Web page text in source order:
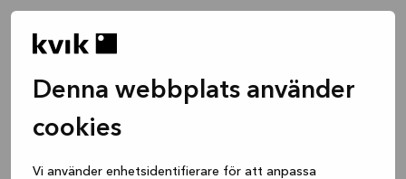
Denna webbplats använder
cookies
Vi använder enhetsidentifierare för att anpassa